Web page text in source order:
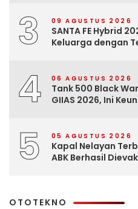
3 09 AGUSTUS 2026
SANTA FE Hybrid
Keluarga dengan
4 06 AGUSTUS 2026
Tank 500 Black
GIIAS 2026, Ini
5 05 AGUSTUS 2026
Kapal Nelayan
ABK Berhasil
OTOTEKNO